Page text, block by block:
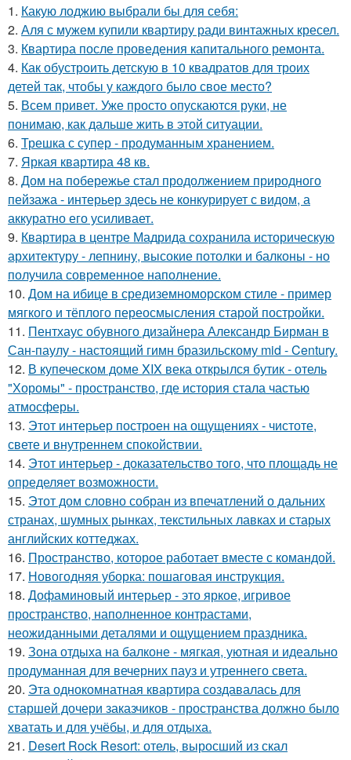
1. Какую лоджию выбрали бы для себя:
2. Аля с мужем купили квартиру ради винтажных кресел.
3. Квартира после проведения капитального ремонта.
4. Как обустроить детскую в 10 квадратов для троих
детей так, чтобы у каждого было свое место?
5. Всем привет. Уже просто опускаются руки, не
понимаю, как дальше жить в этой ситуации.
6. Трешка с супер - продуманным хранением.
7. Яркая квартира 48 кв.
8. Дом на побережье стал продолжением природного
пейзажа - интерьер здесь не конкурирует с видом, а
аккуратно его усиливает.
9. Квартира в центре Мадрида сохранила историческую
архитектуру - лепнину, высокие потолки и балконы - но
получила современное наполнение.
10. Дом на ибице в средиземноморском стиле - пример
мягкого и тёплого переосмысления старой постройки.
11. Пентхаус обувного дизайнера Александр Бирман в
Сан-паулу - настоящий гимн бразильскому mid - Century.
12. В купеческом доме XIX века открылся бутик - отель
"Хоромы" - пространство, где история стала частью
атмосферы.
13. Этот интерьер построен на ощущениях - чистоте,
свете и внутреннем спокойствии.
14. Этот интерьер - доказательство того, что площадь не
определяет возможности.
15. Этот дом словно собран из впечатлений о дальних
странах, шумных рынках, текстильных лавках и старых
английских коттеджах.
16. Пространство, которое работает вместе с командой.
17. Новогодняя уборка: пошаговая инструкция.
18. Дофаминовый интерьер - это яркое, игривое
пространство, наполненное контрастами,
неожиданными деталями и ощущением праздника.
19. Зона отдыха на балконе - мягкая, уютная и идеально
продуманная для вечерних пауз и утреннего света.
20. Эта однокомнатная квартира создавалась для
старшей дочери заказчиков - пространства должно было
хватать и для учёбы, и для отдыха.
21. Desert Rock Resort: отель, выросший из скал